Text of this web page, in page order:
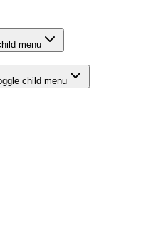
menu
child menu